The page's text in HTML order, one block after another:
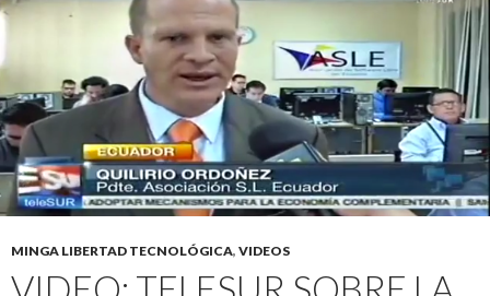
MINGA LIBERTAD TECNOLÓGICA, VIDEOS